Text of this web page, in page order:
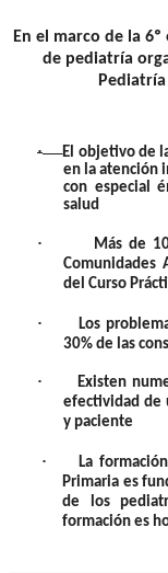
En el marco de la
de pediatría
·
El objetivo de
en la atención
con especial
salud
·
Más de
Comunidades
del Curso
·
Los
30% de las
·
Existen
efectividad de
y paciente
·
La
Primaria es
de los
formación es